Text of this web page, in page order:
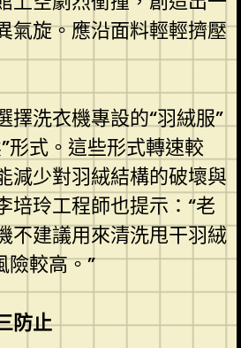
氣旋。應沿面料輕輕擠壓
擇洗衣機專設的“羽絨服”
形式。這些形式轉速較
減少對羽絨結構的破壞與
培玲工程師也提示：“老
不建議用來清洗甩干羽絨
險較高。”
防止